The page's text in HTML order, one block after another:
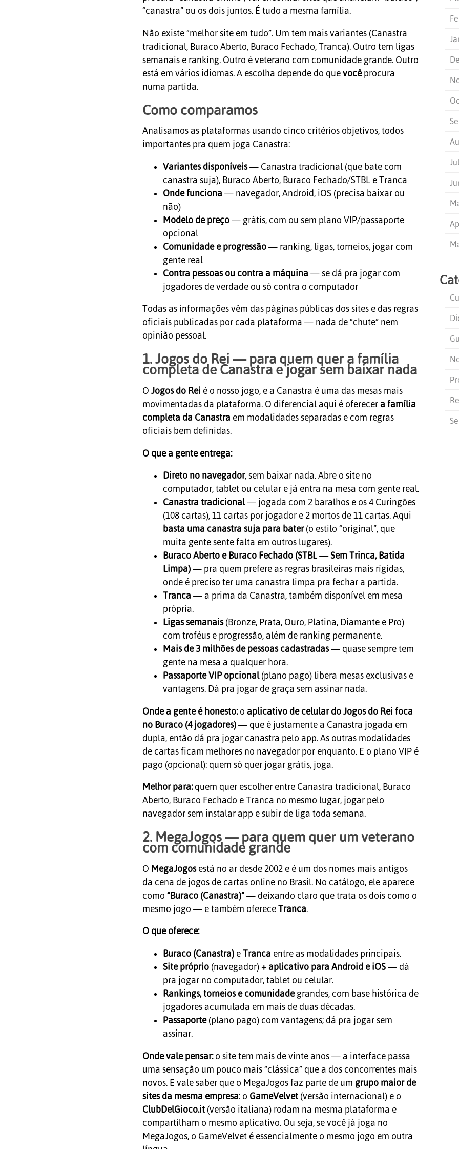
“canastra” ou os dois juntos. É tudo a mesma família.
Não existe “melhor site em tudo”. Um tem mais variantes (Canastra
tradicional, Buraco Aberto, Buraco Fechado, Tranca). Outro tem ligas
semanais e ranking. Outro é veterano com comunidade grande. Outro
está em vários idiomas. A escolha depende do que vocêprocura
numa partida.
Como comparamos
Analisamos as plataformas usando cinco critérios objetivos, todos
importantes pra quem joga Canastra:
Variantes disponíveis— Canastra tradicional (que bate com
canastra suja), Buraco Aberto, Buraco Fechado/STBL e Tranca
Onde funciona — navegador, Android, iOS (precisa baixar ou
não)
Modelo de preço — grátis, com ou sem plano VIP/passaporte
opcional
Comunidade e progressão — ranking, ligas, torneios, jogar com
gente real
Contra pessoas ou contra a máquina — se dá pra jogar com
jogadores de verdade ou só contra o computador
Todas as informações vêm das páginas públicas dos sites e das regras
oficiais publicadas por cada plataforma — nada de “chute” nem
opinião pessoal.
1. Jogos do Rei — para quem quer a família
completa de Canastra e jogar sem baixar nada
O Jogos do Rei é o nosso jogo, e a Canastra é uma das mesas mais
movimentadas da plataforma. O diferencial aqui é oferecer a família
completa da Canastra em modalidades separadas e com regras
oficiais bem definidas.
O que a gente entrega:
Direto no navegador, sem baixar nada. Abre o site no
computador, tablet ou celular e já entra na mesa com gente real.
Canastra tradicional— jogada com 2 baralhos e os 4 Curingões
(108 cartas), 11 cartas por jogador e 2 mortos de 11 cartas. Aqui
basta uma canastra suja para bater(o estilo “original”, que
muita gente sente falta em outros lugares).
Buraco Aberto e Buraco Fechado (STBL — Sem Trinca, Batida
Limpa) — pra quem prefere as regras brasileiras mais rígidas,
onde é preciso ter uma canastra limpa pra fechar a partida.
Tranca — a prima da Canastra, também disponível em mesa
própria.
Ligas semanais(Bronze, Prata, Ouro, Platina, Diamante e Pro)
com troféus e progressão, além de ranking permanente.
Mais de 3 milhões de pessoas cadastradas— quase sempre tem
gente na mesa a qualquer hora.
Passaporte VIP opcional(plano pago) libera mesas exclusivas e
vantagens. Dá pra jogar de graça sem assinar nada.
Onde a gente é honesto:o aplicativo de celular do Jogos do Rei foca
no Buraco (4 jogadores) — que é justamente a Canastra jogada em
dupla, então dá pra jogar canastra pelo app. As outras modalidades
de cartas ficam melhores no navegador por enquanto. E o plano VIP é
pago (opcional): quem só quer jogar grátis, joga.
Melhor para:quem quer escolher entre Canastra tradicional, Buraco
Aberto, Buraco Fechado e Tranca no mesmo lugar, jogar pelo
navegador sem instalar app e subir de liga toda semana.
2. MegaJogos — para quem quer um veterano
com comunidade grande
O MegaJogosestá no ar desde 2002 e é um dos nomes mais antigos
da cena de jogos de cartas online no Brasil. No catálogo, ele aparece
como “Buraco (Canastra)” — deixando claro que trata os dois como o
mesmo jogo — e também oferece Tranca.
O que oferece:
Buraco (Canastra) e Tranca entre as modalidades principais.
Site próprio (navegador) + aplicativo para Android e iOS — dá
pra jogar no computador, tablet ou celular.
Rankings, torneios e comunidadegrandes, com base histórica de
jogadores acumulada em mais de duas décadas.
Passaporte(plano pago) com vantagens; dá pra jogar sem
assinar.
Onde vale pensar:o site tem mais de vinte anos — a interface passa
uma sensação um pouco mais “clássica” que a dos concorrentes mais
novos. E vale saber que o MegaJogos faz parte de um grupo maior de
sites da mesma empresa: o GameVelvet (versão internacional) e o
ClubDelGioco.it (versão italiana) rodam na mesma plataforma e
compartilham o mesmo aplicativo. Ou seja, se você já joga no
MegaJogos, o GameVelvet é essencialmente o mesmo jogo em outra